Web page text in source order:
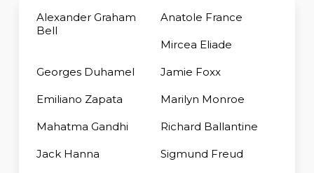
Alexander Graham
Bell
Anatole France
Mircea Eliade
Georges Duhamel Jamie Foxx
Emiliano Zapata Marilyn Monroe
Mahatma Gandhi Richard Ballantine
Jack Hanna Sigmund Freud